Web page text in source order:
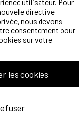
utilisateur. Pour
directive
nous devons
consentement pour
sur votre
les cookies